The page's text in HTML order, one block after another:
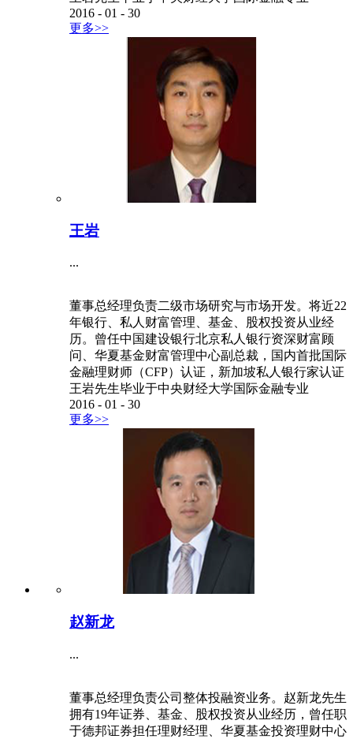
2016 - 01 - 30
更多>>
王岩
...
董事总经理负责二级市场研究与市场开发。将近22
年银行、私人财富管理、基金、股权投资从业经
历。曾任中国建设银行北京私人银行资深财富顾
问、华夏基金财富管理中心副总裁，国内首批国际
金融理财师（CFP）认证，新加坡私人银行家认证
王岩先生毕业于中央财经大学国际金融专业
2016 - 01 - 30
更多>>
赵新龙
...
董事总经理负责公司整体投融资业务。赵新龙先生
拥有19年证券、基金、股权投资从业经历，曾任职
于德邦证券担任理财经理、华夏基金投资理财中心